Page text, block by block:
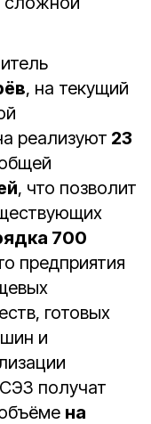
, на текущий
реализуют 23
, что позволит
700
предприятия
готовых
и
получат
на